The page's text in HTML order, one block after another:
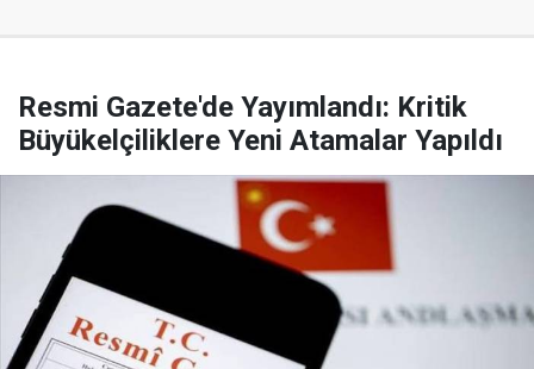
Resmi Gazete'de Yayımlandı: Kritik
Büyükelçiliklere Yeni Atamalar Yapıldı